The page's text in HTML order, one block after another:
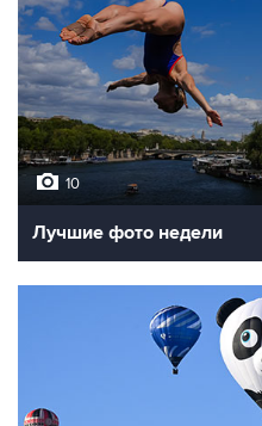
10
Лучшие фото недели